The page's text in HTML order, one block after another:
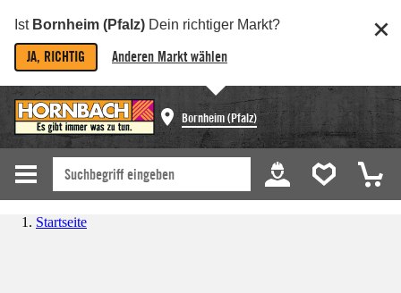
Ist Bornheim (Pfalz) Dein richtiger Markt?
JA, RICHTIG Anderen Markt wählen
Bornheim (Pfalz)
Startseite